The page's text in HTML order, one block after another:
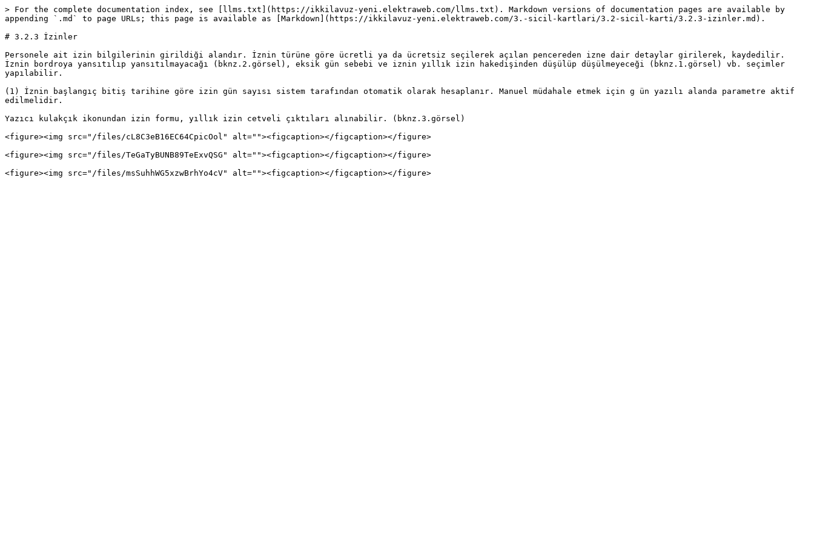
> For the complete documentation index, see [llms.txt](https://ikkilavuz-yeni.elektraweb.com/llms.txt). Markdown versions of documentation pages are available by
appending `.md` to page URLs; this page is available as [Markdown](https://ikkilavuz-yeni.elektraweb.com/3.-sicil-kartlari/3.2-sicil-karti/3.2.3-izinler.md).
# 3.2.3 İzinler
Personele ait izin bilgilerinin girildiği alandır. İznin türüne göre ücretli ya da ücretsiz seçilerek açılan pencereden izne dair detaylar girilerek, kaydedilir.
İznin bordroya yansıtılıp yansıtılmayacağı (bknz.2.görsel), eksik gün sebebi ve iznin yıllık izin hakedişinden düşülüp düşülmeyeceği (bknz.1.görsel) vb. seçimler
yapılabilir.
(1) İznin başlangıç bitiş tarihine göre izin gün sayısı sistem tarafından otomatik olarak hesaplanır. Manuel müdahale etmek için g ün yazılı alanda parametre aktif
edilmelidir.
Yazıcı kulakçık ikonundan izin formu, yıllık izin cetveli çıktıları alınabilir. (bknz.3.görsel)
<figure><img src="/files/cL8C3eB16EC64CpicOol" alt=""><figcaption></figcaption></figure>
<figure><img src="/files/TeGaTyBUNB89TeExvQSG" alt=""><figcaption></figcaption></figure>